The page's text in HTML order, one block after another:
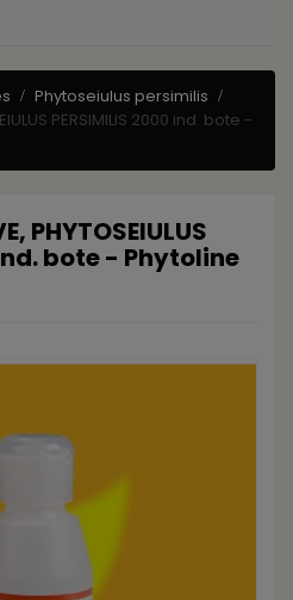
Phytoseiulus persimilis
PERSIMILIS 2000 ind. bote -
PHYTOSEIULUS
ind. bote - Phytoline